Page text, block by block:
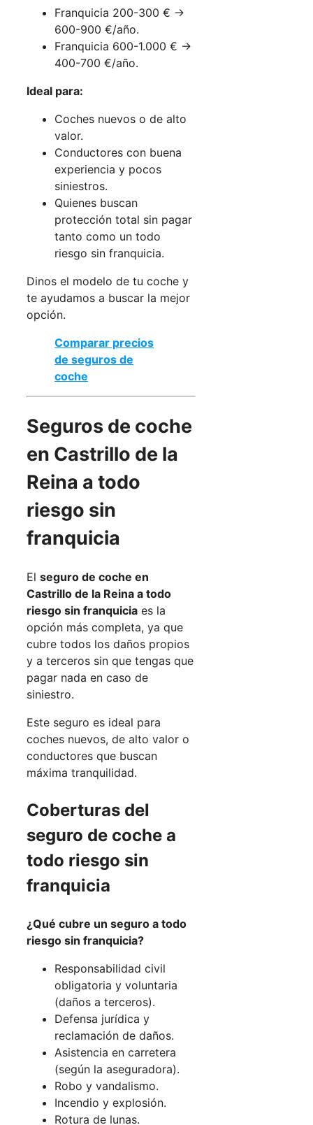
Franquicia 200-300 € →
600-900 €/año.
Franquicia 600-1.000 € →
400-700 €/año.
Ideal para:
Coches nuevos o de alto
valor.
Conductores con buena
experiencia y pocos
siniestros.
Quienes buscan
protección total sin pagar
tanto como un todo
riesgo sin franquicia.
Dinos el modelo de tu coche y
te ayudamos a buscar la mejor
opción.
Comparar precios
de seguros de
coche
Seguros de coche
en Castrillo de la
Reina a todo
riesgo sin
franquicia
El seguro de coche en
Castrillo de la Reina a todo
riesgo sin franquicia es la
opción más completa, ya que
cubre todos los daños propios
y a terceros sin que tengas que
pagar nada en caso de
siniestro.
Este seguro es ideal para
coches nuevos, de alto valor o
conductores que buscan
máxima tranquilidad.
Coberturas del
seguro de coche a
todo riesgo sin
franquicia
¿Qué cubre un seguro a todo
riesgo sin franquicia?
Responsabilidad civil
obligatoria y voluntaria
(daños a terceros).
Defensa jurídica y
reclamación de daños.
Asistencia en carretera
(según la aseguradora).
Robo y vandalismo.
Incendio y explosión.
Rotura de lunas.